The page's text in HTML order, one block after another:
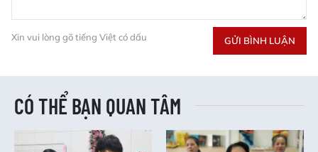
Xin vui lòng gõ tiếng Việt có dấu GỬI BÌNH LUẬN
CÓ THỂ BẠN QUAN TÂM